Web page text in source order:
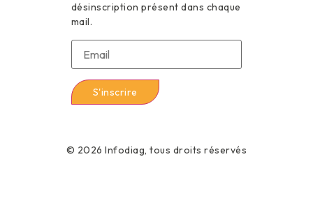
désinscription présent dans chaque
mail.
© 2026 Infodiag, tous droits réservés